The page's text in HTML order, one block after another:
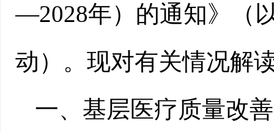
—2028年）的通知》（
动）。现对有关情况解
一、基层医疗质量改